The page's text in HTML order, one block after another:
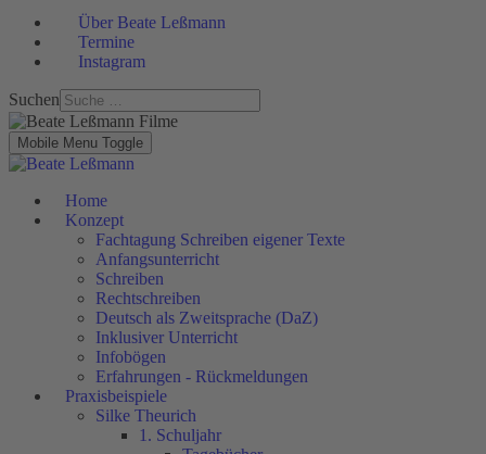
Über Beate Leßmann
Termine
Instagram
Suchen
Mobile Menu Toggle
Home
Konzept
Fachtagung Schreiben eigener Texte
Anfangsunterricht
Schreiben
Rechtschreiben
Deutsch als Zweitsprache (DaZ)
Inklusiver Unterricht
Infobögen
Erfahrungen - Rückmeldungen
Praxisbeispiele
Silke Theurich
1. Schuljahr